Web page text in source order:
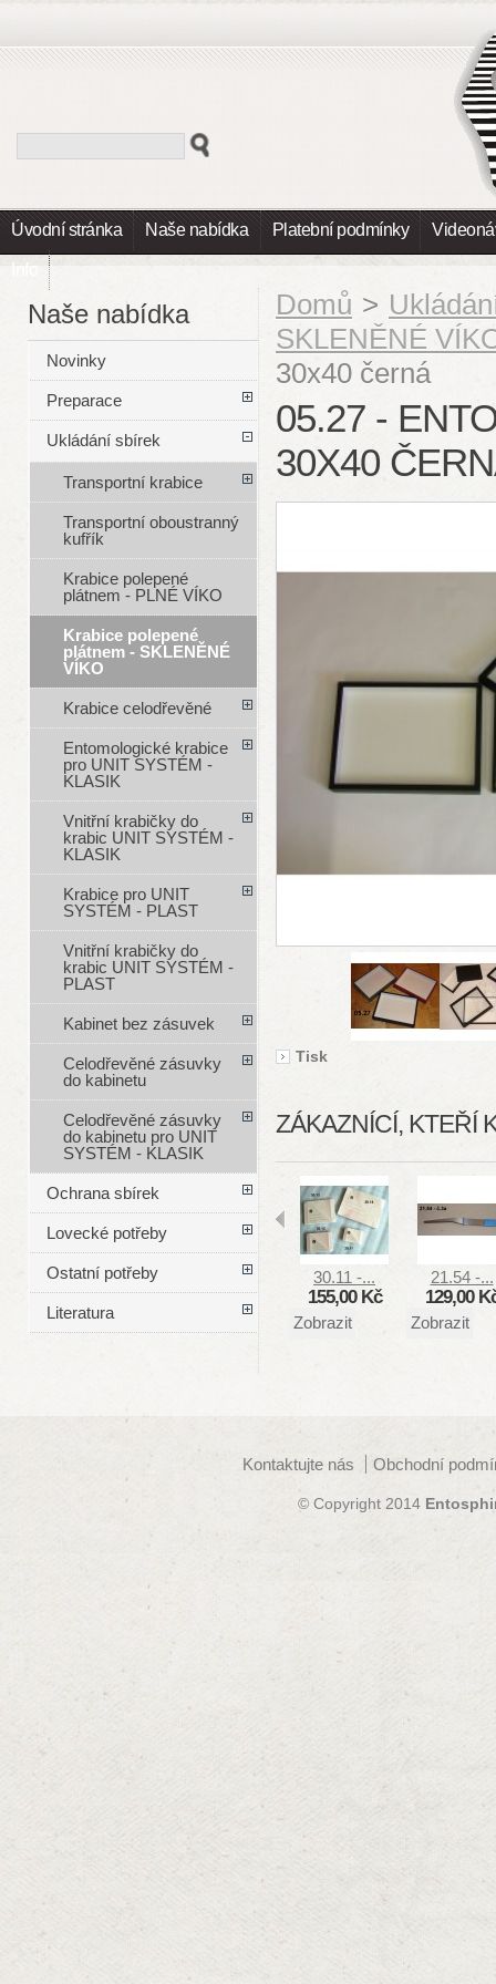
Úvodní stránka Naše nabídka Platební podmínky
Info
Domů >
SKLENĚNÉ
30x40 černá
05.27 -
30X40
Tisk
ZÁKAZNÍCÍ, KTEŘÍ
30.11 -...
155,00 Kč
Zobrazit
21.54 -...
129,00
Zobrazit
Naše nabídka
Novinky
Preparace
Ukládání sbírek
Transportní krabice
Transportní oboustranný
kufřík
Krabice polepené
plátnem - PLNÉ VÍKO
Krabice polepené
plátnem - SKLENĚNÉ
VÍKO
Krabice celodřevěné
Entomologické krabice
pro UNIT SYSTÉM -
KLASIK
Vnitřní krabičky do
krabic UNIT SYSTÉM -
KLASIK
Krabice pro UNIT
SYSTÉM - PLAST
Vnitřní krabičky do
krabic UNIT SYSTÉM -
PLAST
Kabinet bez zásuvek
Celodřevěné zásuvky
do kabinetu
Celodřevěné zásuvky
do kabinetu pro UNIT
SYSTÉM - KLASIK
Ochrana sbírek
Lovecké potřeby
Ostatní potřeby
Literatura
Kontaktujte nás Obchodní
© Copyright 2014